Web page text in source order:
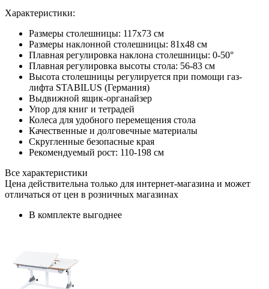
Характеристики:
Размеры столешницы: 117х73 см
Размеры наклонной столешницы: 81х48 см
Плавная регулировка наклона столешницы: 0-50°
Плавная регулировка высоты стола: 56-83 см
Высота столешницы регулируется при помощи газ-
лифта STABILUS (Германия)
Выдвижной ящик-органайзер
Упор для книг и тетрадей
Колеса для удобного перемещения стола
Качественные и долговечные материалы
Скругленные безопасные края
Рекомендуемый рост: 110-198 см
Все характеристики
Цена действительна только для интернет-магазина и может
отличаться от цен в розничных магазинах
В комплекте выгоднее